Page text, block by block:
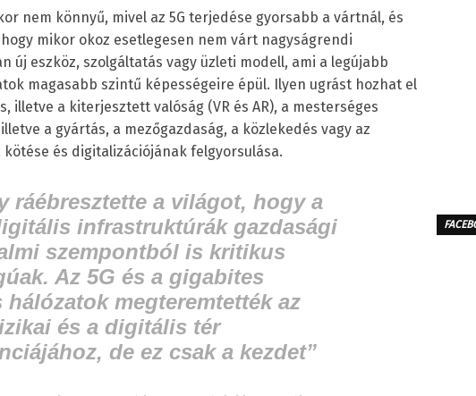
nem könnyű, mivel az 5G terjedése gyorsabb a vártnál, és
mikor okoz esetlegesen nem várt nagyságrendi
új eszköz, szolgáltatás vagy üzleti modell, ami a legújabb
magasabb szintű képességeire épül. Ilyen ugrást hozhat el
illetve a kiterjesztett valóság (VR és AR), a mesterséges
a gyártás, a mezőgazdaság, a közlekedés vagy az
kötése és digitalizációjának felgyorsulása.
ráébresztette a világot, hogy a
infrastruktúrák gazdasági
szempontból is kritikus
Az 5G és a gigabites
hálózatok megteremtették az
és a digitális tér
de ez csak a kezdet”